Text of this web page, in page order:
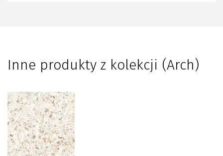
Inne produkty z kolekcji (Arch)